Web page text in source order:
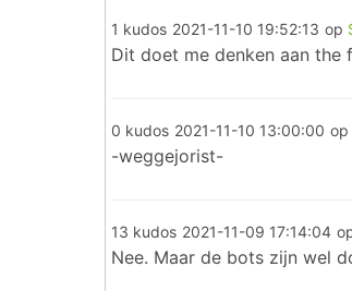
1 kudos 2021-11-10 19:52:13 op
Dit doet me denken aan the
0 kudos 2021-11-10 13:00:00 op
-weggejorist-
13 kudos 2021-11-09 17:14:04
Nee. Maar de bots zijn wel